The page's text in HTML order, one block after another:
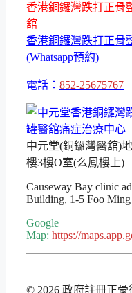
香港銅鑼灣跌打正骨
舘
香港銅鑼灣跌打正骨
(Whatsapp預約)
電話： 852-25675767
中元堂(銅鑼灣醫舘)
樓3樓O室(么鳳樓上)
Causeway Bay clinic
Building, 1-5 Foo Ming
Google
Map: https://
© 2026 政府註冊正